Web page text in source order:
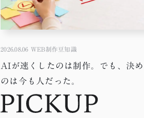
2026.08.06 WEB制作豆知識
AIが速くしたのは制作。でも、決
のは今も人だった。